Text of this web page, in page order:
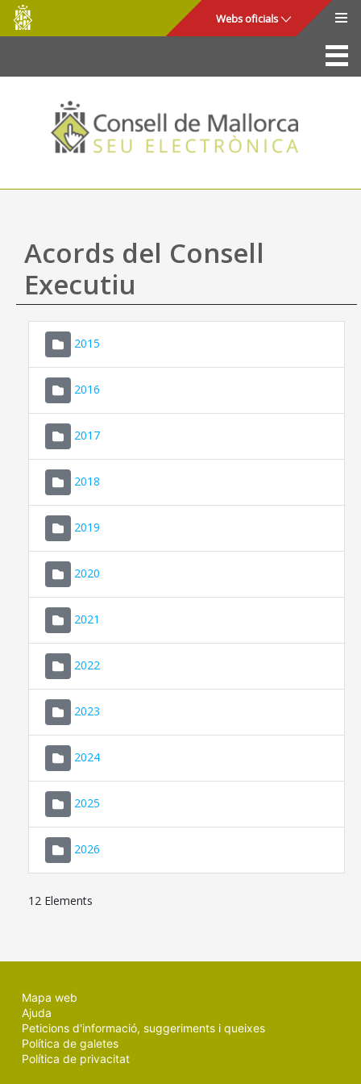
Salta al contingut principal
Consell
de
Mallorca
Webs oficials
La Seu
Consell de Mallorca
Accés i seguretat
Utilitats
Ajuda
Acords del Consell
Executiu
2015
2016
2017
2018
2019
2020
2021
2022
2023
2024
2025
2026
12 Elements
Mapa web
Ajuda
Peticions d'informació, suggeriments i queixes
Política de galetes
Política de privacitat